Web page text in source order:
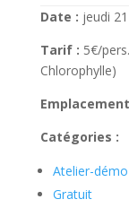
Date : jeudi
Tarif : 5€/
Chlorophylle)
Catégories :
Atelier-démo
Gratuit